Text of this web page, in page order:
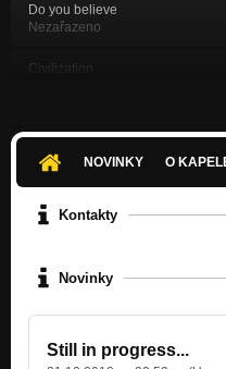
Do you believe
Nezařazeno
Civilization
Under No Flag! (EP-2019)
Nezařazeno
Nezařazeno
Human of 21st century
NOVINKY O
Kontakty
Novinky
Still in progress...